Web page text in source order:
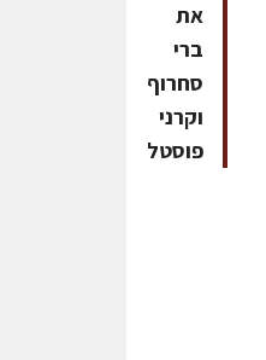
את
ברי
סחרוף
וקרני
פוסטל